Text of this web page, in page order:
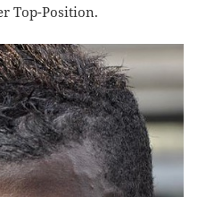
Top-Position.